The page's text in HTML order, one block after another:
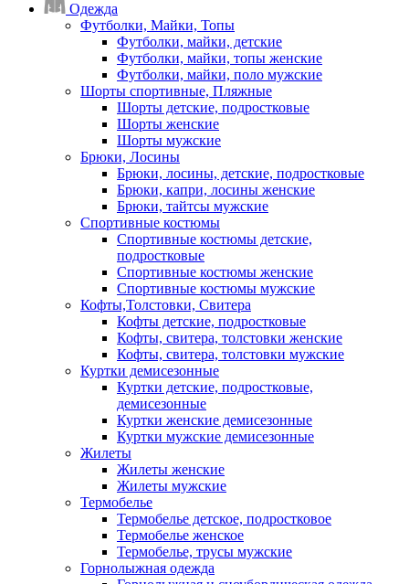
Одежда
Футболки, Майки, Топы
Футболки, майки, детские
Футболки, майки, топы женские
Футболки, майки, поло мужские
Шорты спортивные, Пляжные
Шорты детские, подростковые
Шорты женские
Шорты мужские
Брюки, Лосины
Брюки, лосины, детские, подростковые
Брюки, капри, лосины женские
Брюки, тайтсы мужские
Спортивные костюмы
Спортивные костюмы детские,
подростковые
Спортивные костюмы женские
Спортивные костюмы мужские
Кофты,Толстовки, Свитера
Кофты детские, подростковые
Кофты, свитера, толстовки женские
Кофты, свитера, толстовки мужские
Куртки демисезонные
Куртки детские, подростковые,
демисезонные
Куртки женские демисезонные
Куртки мужские демисезонные
Жилеты
Жилеты женские
Жилеты мужские
Термобелье
Термобелье детское, подростковое
Термобелье женское
Термобелье, трусы мужские
Горнолыжная одежда